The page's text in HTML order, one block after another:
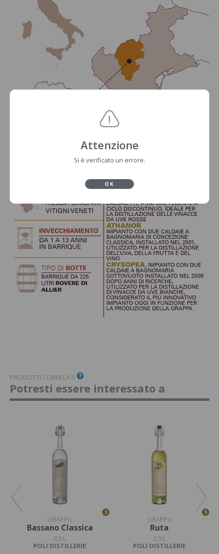
PRODOTTI CORRELATI
Potresti essere interessato a
S
GRAPPA
Bassano Classica
0,5 L
POLI DISTILLERIE
S
GRAPPA
Ruta
0,5 L
POLI DISTILLERIE
Attenzione
Si è verificato un errore.
OK